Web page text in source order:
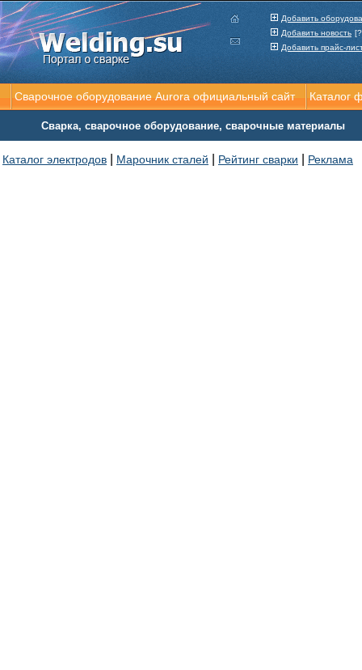
Сварочное оборудование Aurora официальный сайт Каталог
Сварка, сварочное оборудование, сварочные материалы
Каталог электродов Марочник сталей Рейтинг сварки Реклама
Добавить
Добавить новость
Добавить прайс-